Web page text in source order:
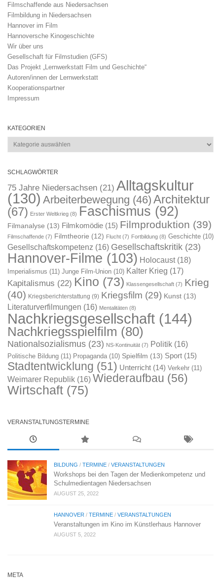
Filmschaffende aus Niedersachsen
Filmbildung in Niedersachsen
Hannover im Film
Hannoversche Kinogeschichte
Wir über uns
Gesellschaft für Filmstudien (GFS)
Das Projekt „Lernwerkstatt Film und Geschichte“
Autoren/innen der Lernwerkstatt
Kooperationspartner
Impressum
KATEGORIEN
Kategorien
SCHLAGWÖRTER
75 Jahre Niedersachsen (21) Alltagskultur
(130) Arbeiterbewegung (46) Architektur
(67) Erster Weltkrieg (8) Faschismus (92)
Filmanalyse (13) Filmkomödie (15) Filmproduktion (39)
Filmschaffende (7) Filmtheorie (12) Flucht (7) Fortbildung (8) Geschichte (10)
Gesellschaftskompetenz (16) Gesellschaftskritik (23)
Hannover-Filme (103) Holocaust(18)
Imperialismus (11) Junge Film-Union (10) Kalter Krieg (17)
Kapitalismus (22) Kino (73) Klassengesellschaft (7) Krieg
(40) Kriegsberichterstattung (9) Kriegsfilm (29) Kunst (13)
Literaturverfilmungen (16) Mentalitäten (8)
Nachkriegsgesellschaft (144)
Nachkriegsspielfilm (80)
Nationalsozialismus (23) NS-Kontinuität (7) Politik (16)
Politische Bildung (11) Propaganda (10) Spielfilm (13) Sport (15)
Stadtentwicklung (51) Unterricht (14) Verkehr (11)
Weimarer Republik (16) Wiederaufbau (56)
Wirtschaft (75)
VERANSTALTUNGSTERMINE
BILDUNG / TERMINE / VERANSTALTUNGEN
Workshops bei den Tagen der Medienkompetenz und
Schulmedientagen Niedersachsen
AUGUST 25, 2022
HANNOVER / TERMINE / VERANSTALTUNGEN
Veranstaltungen im Kino im Künstlerhaus Hannover
AUGUST 5, 2022
META